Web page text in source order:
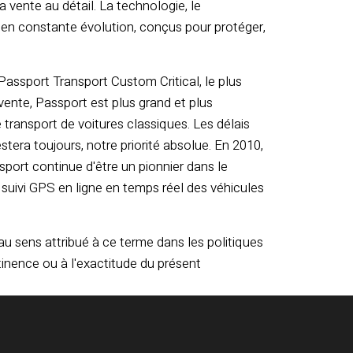
vente au détail. La technologie, le
constante évolution, conçus pour protéger,
Transport Custom Critical, le plus
Passport est plus grand et plus
de voitures classiques. Les délais
toujours, notre priorité absolue. En 2010,
continue d'être un pionnier dans le
GPS en ligne en temps réel des véhicules
sens attribué à ce terme dans les politiques
ou à l'exactitude du présent